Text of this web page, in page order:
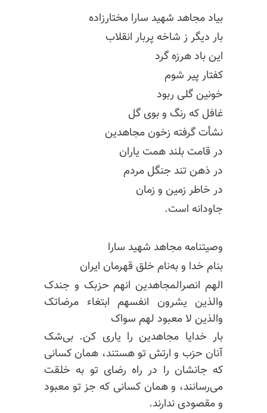
بیاد مجاهد شهید سارا مختارزاده
بار دیگر ز شاخه پربار انقلاب
این باد هرزه گرد
کفتار پیر شوم
خونین گلی ربود
غافل که رنگ و بوی گل
نشأت گرفته زخون مجاهدین
در قامت بلند همت یاران
در ذهن تند جنگل مردم
در خاطر زمین و زمان
جاودانه است.
وصیتنامه مجاهد شهید سارا
بنام خدا و به‌نام خلق قهرمان ایران
الهم انصرالمجاهدین انهم حزبک و جندک
والذین یشرون انفسهم ابتغاء مرضاتک
والذین لا معبود لهم سواک
بار خدایا مجاهدین را یاری کن. بی‌شک
آنان حزب و ارتش تو هستند، همان کسانی
که جانشان را در راه رضای تو به خلقت
می‌رسانند، و همان کسانی که جز تو معبود
و مقصودی ندارند.